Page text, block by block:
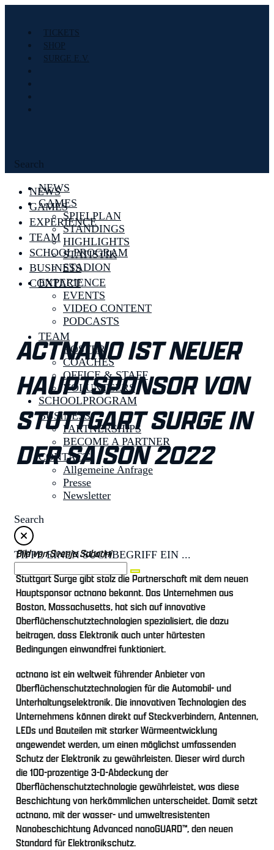
TICKETS
SHOP
SURGE E.V.
Search
NEWS
GAMES
SPIELPLAN
STANDINGS
HIGHLIGHTS
STATISTIK
STADION
EXPERIENCE
EVENTS
VIDEO CONTENT
PODCASTS
TEAM
ROSTER
COACHES
OFFICE & STAFF
VOLUNTEERS
SCHOOLPROGRAM
BUSINESS
PARTNERSHIPS
BECOME A PARTNER
CONTACT
Allgemeine Anfrage
Presse
Newsletter
Search
TIPPE EINEN SUCHBEGRIFF EIN ...
NEWS
GAMES
EXPERIENCE
TEAM
SCHOOLPROGRAM
BUSINESS
CONTACT
ACTNANO IST NEUER
HAUPTSPONSOR VON
STUTTGART SURGE IN
DER SAISON 2022
Bild von Svenja Sabatini
Stuttgart Surge gibt stolz die Partnerschaft mit dem neuen
Hauptsponsor actnano bekannt. Das Unternehmen aus
Boston, Massachusetts, hat sich auf innovative
Oberflächenschutztechnologien spezialisiert, die dazu
beitragen, dass Elektronik auch unter härtesten
Bedingungen einwandfrei funktioniert.
actnano ist ein weltweit führender Anbieter von
Oberflächenschutztechnologien für die Automobil- und
Unterhaltungselektronik. Die innovativen Technologien des
Unternehmens können direkt auf Steckverbindern, Antennen,
LEDs und Bauteilen mit starker Wärmeentwicklung
angewendet werden, um einen möglichst umfassenden
Schutz der Elektronik zu gewährleisten. Dieser wird durch
die 100-prozentige 3-D-Abdeckung der
Oberflächenschutztechnologie gewährleistet, was diese
Beschichtung von herkömmlichen unterscheidet. Damit setzt
actnano, mit der wasser- und umweltresistenten
Nanobeschichtung Advanced nanoGUARD™, den neuen
Standard für Elektronikschutz.